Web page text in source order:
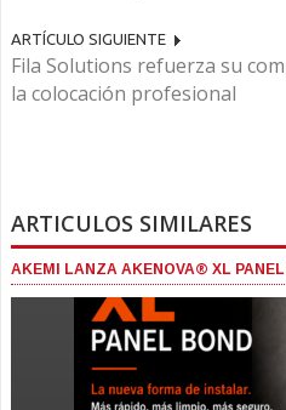
ARTÍCULO SIGUIENTE
Fila Solutions refuerza su
la colocación profesional
ARTICULOS SIMILARES
AKEMI LANZA AKENOVA® XL PANEL